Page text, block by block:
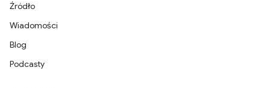
Źródło
Wiadomości
Blog
Podcasty